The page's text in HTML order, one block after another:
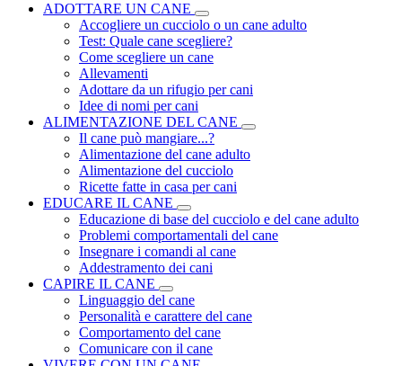
ADOTTARE UN CANE
Accogliere un cucciolo o un cane adulto
Test: Quale cane scegliere?
Come scegliere un cane
Allevamenti
Adottare da un rifugio per cani
Idee di nomi per cani
ALIMENTAZIONE DEL CANE
Il cane può mangiare...?
Alimentazione del cane adulto
Alimentazione del cucciolo
Ricette fatte in casa per cani
EDUCARE IL CANE
Educazione di base del cucciolo e del cane adulto
Problemi comportamentali del cane
Insegnare i comandi al cane
Addestramento dei cani
CAPIRE IL CANE
Linguaggio del cane
Personalità e carattere del cane
Comportamento del cane
Comunicare con il cane